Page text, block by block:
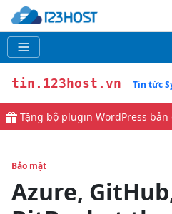
tin.123host.vn Tin tức
Tặng bộ plugin WordPress
Bảo mật
Azure,